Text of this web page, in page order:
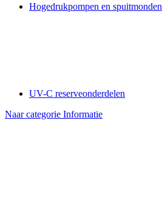
Hogedrukpompen en spuitmonden
UV-C reserveonderdelen
Naar categorie Informatie